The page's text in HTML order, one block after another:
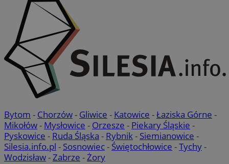
Bytom - Chorzów- Gliwice - Katowice -Łaziska Górne -
Mikołów- Mysłowice - Orzesze - Piekary Śląskie -
Pyskowice - Ruda Śląska - Rybnik- Siemianowice -
Silesia.info.pl - Sosnowiec- Świętochłowice -Tychy-
Wodzisław-Zabrze -Żory